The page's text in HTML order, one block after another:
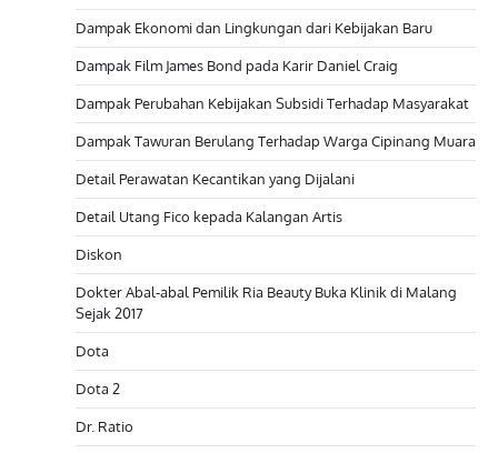
Dampak Ekonomi dan Lingkungan dari Kebijakan Baru
Dampak Film James Bond pada Karir Daniel Craig
Dampak Perubahan Kebijakan Subsidi Terhadap Masyarakat
Dampak Tawuran Berulang Terhadap Warga Cipinang Muara
Detail Perawatan Kecantikan yang Dijalani
Detail Utang Fico kepada Kalangan Artis
Diskon
Dokter Abal-abal Pemilik Ria Beauty Buka Klinik di Malang
Sejak 2017
Dota
Dota 2
Dr. Ratio